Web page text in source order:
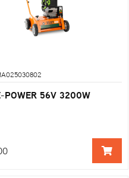
POWER 56V 3200W